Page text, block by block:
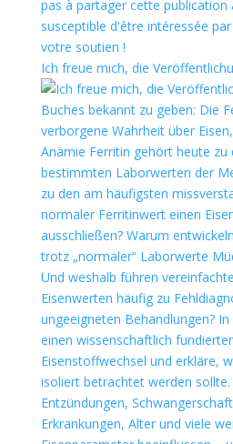
Ich freue mich, die